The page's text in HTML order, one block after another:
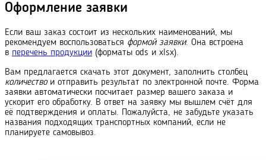
Оформление заявки
Если ваш заказ состоит из нескольких наименований, мы
рекомендуем воспользоваться формой заявки. Она встроена
в перечень продукции (форматы ods и xlsx).
Вам предлагается скачать этот документ, заполнить столбец
количествои отправить результат по электронной почте. Форма
заявки автоматически посчитает размер вашего заказа и
ускорит его обработку. В ответ на заявку мы вышлем счёт для
её подтверждения и оплаты. Пожалуйста, не забудьте указать
названия подходящих транспортных компаний, если не
планируете самовывоз.